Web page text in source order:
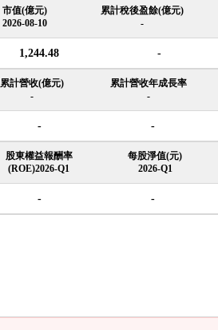
市值(億元)
2026-08-10
累計稅後盈餘(億元)
-
1,244.48 -
累計營收(億元)
-
累計營收年成長率
-
- -
股東權益報酬率
(ROE)2026-Q1
每股淨值(元)
2026-Q1
- -